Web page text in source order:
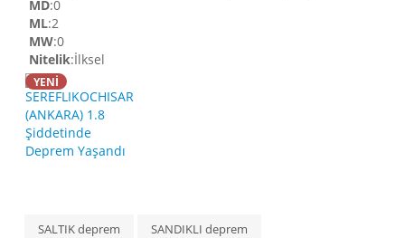
MD:0
ML:2
MW:0
Nitelik:İlksel
YENİ
SALTIK deprem SANDIKLI deprem